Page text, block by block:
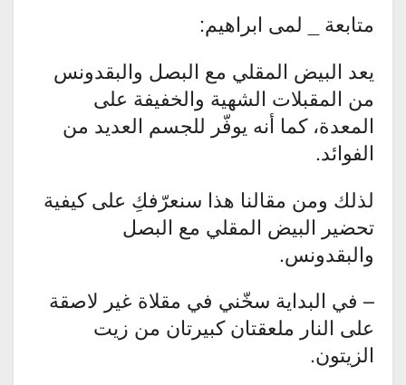
متابعة _ لمى ابراهيم:
يعد البيض المقلي مع البصل والبقدونس
من المقبلات الشهية والخفيفة على
المعدة، كما أنه يوفّر للجسم العديد من
الفوائد.
لذلك ومن مقالنا هذا سنعرّفكِ على كيفية
تحضير البيض المقلي مع البصل
والبقدونس.
– في البداية سخّني في مقلاة غير لاصقة
على النار ملعقتان كبيرتان من زيت
الزيتون.